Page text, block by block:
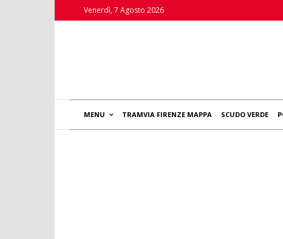
Venerdì, 7 Agosto 2026
MENU TRAMVIA FIRENZE MAPPA SCUDO VERDE